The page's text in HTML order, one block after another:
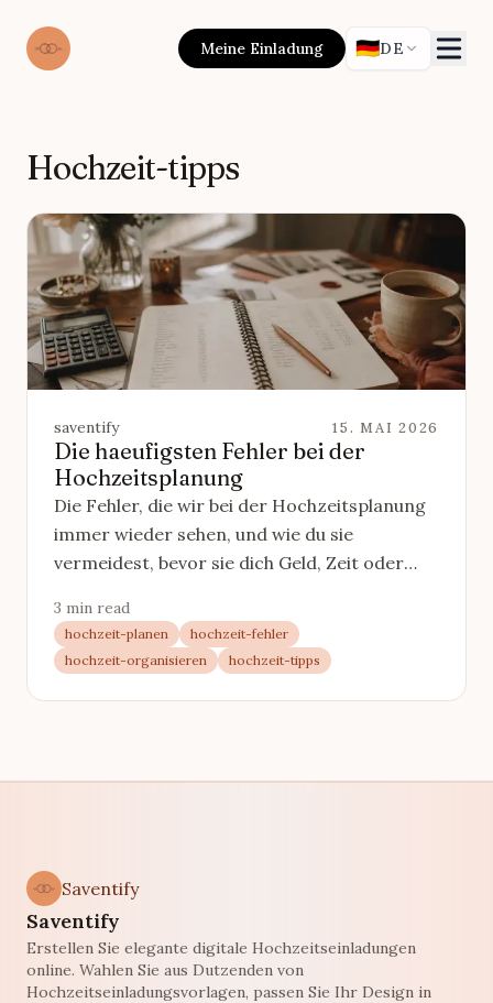
Meine Einladung 🇩🇪DE
Hochzeit-tipps
saventify 15. MAI 2026
Die haeufigsten Fehler bei der
Hochzeitsplanung
Die Fehler, die wir bei der Hochzeitsplanung
immer wieder sehen, und wie du sie
vermeidest, bevor sie dich Geld, Zeit oder
3 min read
hochzeit-planen
hochzeit-fehler
hochzeit-organisieren
hochzeit-tipps
Saventify
Saventify
Erstellen Sie elegante digitale Hochzeitseinladungen
online. Wahlen Sie aus Dutzenden von
Hochzeitseinladungsvorlagen, passen Sie Ihr Design in